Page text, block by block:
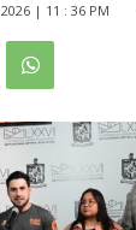
| 11 : 36 PM